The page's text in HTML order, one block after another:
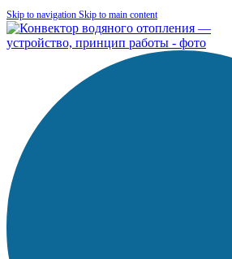
Skip to navigation Skip to main content